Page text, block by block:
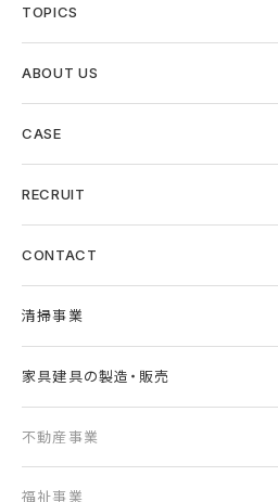
TOPICS
ABOUT US
CASE
RECRUIT
CONTACT
清掃事業
家具建具の製造・販売
不動産事業
福祉事業